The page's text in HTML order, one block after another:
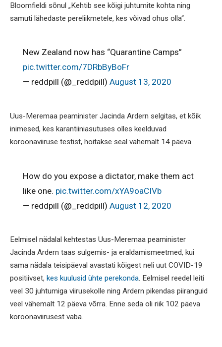
Bloomfieldi sõnul „Kehtib see kõigi juhtumite kohta ning
samuti lähedaste pereliikmetele, kes võivad ohus olla“.
New Zealand now has “Quarantine Camps”
pic.twitter.com/7DRbByBoFr
— reddpill (@_reddpill) August 13, 2020
Uus-Meremaa peaminister Jacinda Ardern selgitas, et kõik
inimesed, kes karantiiniasutuses olles keelduvad
koroonaviiruse testist, hoitakse seal vähemalt 14 päeva.
How do you expose a dictator, make them act
like one. pic.twitter.com/xYA9oaCIVb
— reddpill (@_reddpill) August 12, 2020
Eelmisel nädalal kehtestas Uus-Meremaa peaminister
Jacinda Ardern taas sulgemis- ja eraldamismeetmed, kui
sama nädala teisipäeval avastati kõigest neli uut COVID-19
positiivset, kes kuulusid ühte perekonda. Eelmisel reedel leiti
veel 30 juhtumiga viirusekolle ning Ardern pikendas piiranguid
veel vähemalt 12 päeva võrra. Enne seda oli riik 102 päeva
koroonaviirusest vaba.